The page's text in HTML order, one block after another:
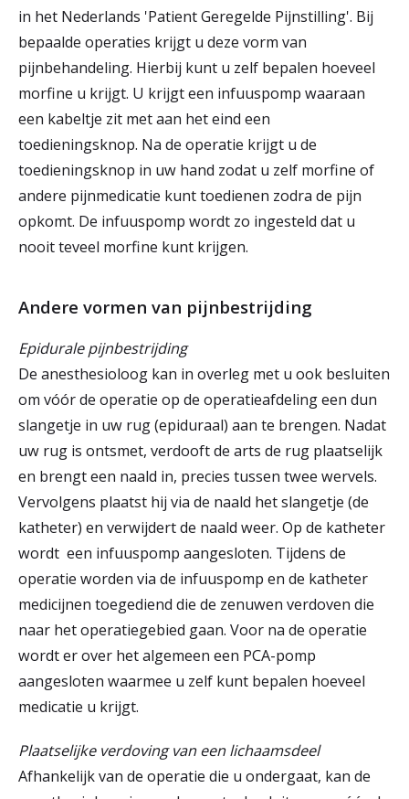
in het Nederlands 'Patient Geregelde Pijnstilling'. Bij
bepaalde operaties krijgt u deze vorm van
pijnbehandeling. Hierbij kunt u zelf bepalen hoeveel
morfine u krijgt. U krijgt een infuuspomp waaraan
een kabeltje zit met aan het eind een
toedieningsknop. Na de operatie krijgt u de
toedieningsknop in uw hand zodat u zelf morfine of
andere pijnmedicatie kunt toedienen zodra de pijn
opkomt. De infuuspomp wordt zo ingesteld dat u
nooit teveel morfine kunt krijgen.
Andere vormen van pijnbestrijding
Epidurale pijnbestrijding
De anesthesioloog kan in overleg met u ook besluiten
om vóór de operatie op de operatieafdeling een dun
slangetje in uw rug (epiduraal) aan te brengen. Nadat
uw rug is ontsmet, verdooft de arts de rug plaatselijk
en brengt een naald in, precies tussen twee wervels.
Vervolgens plaatst hij via de naald het slangetje (de
katheter) en verwijdert de naald weer. Op de katheter
wordt een infuuspomp aangesloten. Tijdens de
operatie worden via de infuuspomp en de katheter
medicijnen toegediend die de zenuwen verdoven die
naar het operatiegebied gaan. Voor na de operatie
wordt er over het algemeen een PCA-pomp
aangesloten waarmee u zelf kunt bepalen hoeveel
medicatie u krijgt.
Plaatselijke verdoving van een lichaamsdeel
Afhankelijk van de operatie die u ondergaat, kan de